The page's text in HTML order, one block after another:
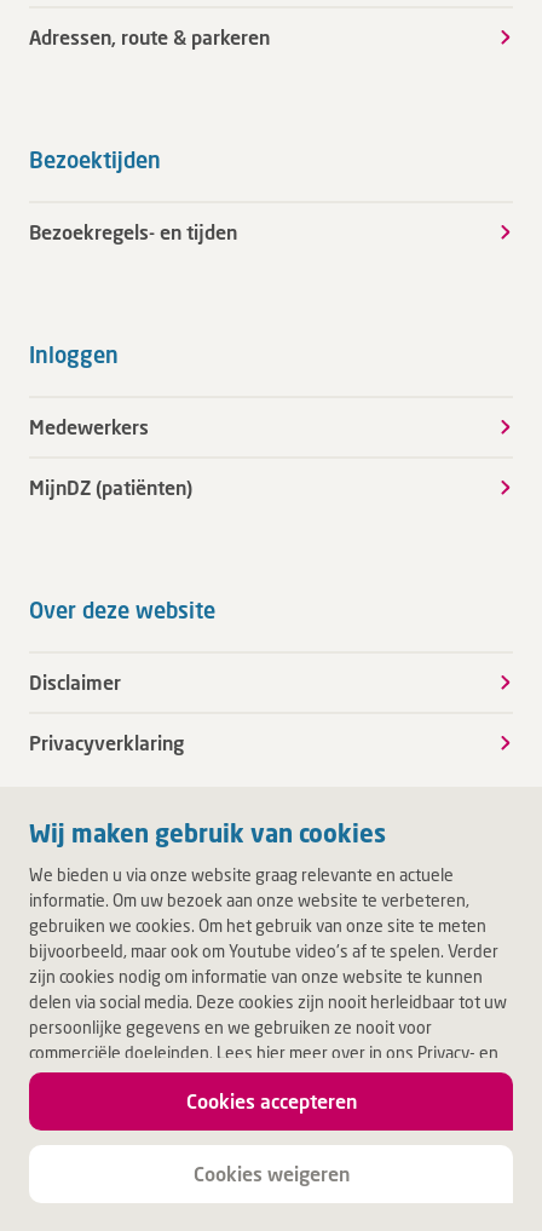
Wij maken gebruik van cookies
We bieden u via onze website graag relevante en actuele
informatie. Om uw bezoek aan onze website te verbeteren,
gebruiken we cookies. Om het gebruik van onze site te meten
bijvoorbeeld, maar ook om Youtube video's af te spelen. Verder
zijn cookies nodig om informatie van onze website te kunnen
delen via social media. Deze cookies zijn nooit herleidbaar tot uw
persoonlijke gegevens en we gebruiken ze nooit voor
commerciële doeleinden. Lees hier meer over in ons Privacy- en
Cookiebeleid. Door op Akkoord te klikken, accepteert u alle
Cookies accepteren
Cookies weigeren
Adressen, route & parkeren
Bezoektijden
Bezoekregels- en tijden
Inloggen
Medewerkers
MijnDZ (patiënten)
Over deze website
Disclaimer
Privacyverklaring